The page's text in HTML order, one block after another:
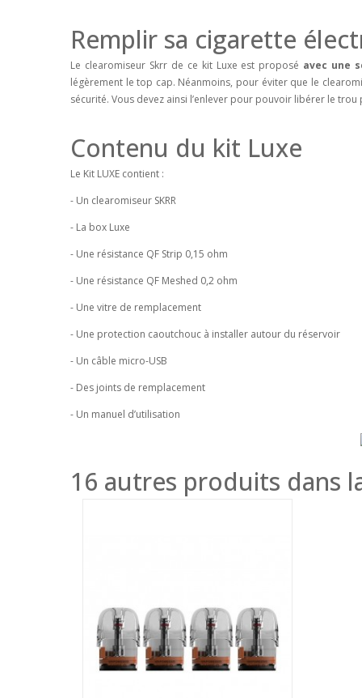
Remplir sa cigarette
Le clearomiseur Skrr de ce kit Luxe est proposé avec une
légèrement le top cap. Néanmoins, pour éviter que le
sécurité. Vous devez ainsi l’enlever pour pouvoir libérer le
Contenu du kit Luxe
Le Kit LUXE contient :
- Un clearomiseur SKRR
- La box Luxe
- Une résistance QF Strip 0,15 ohm
- Une résistance QF Meshed 0,2 ohm
- Une vitre de remplacement
- Une protection caoutchouc à installer autour du réservoir
- Un câble micro-USB
- Des joints de remplacement
- Un manuel d’utilisation
16 autres produits dans